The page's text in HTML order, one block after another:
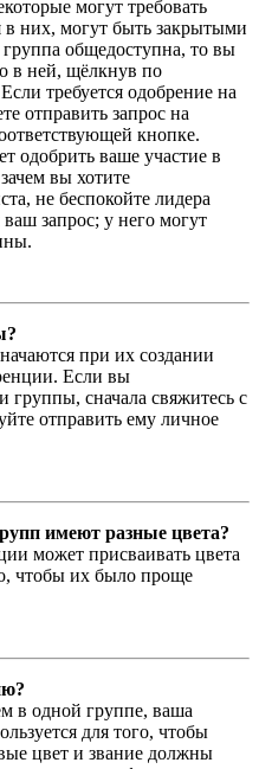
могут требовать
в них, могут быть закрытыми
общедоступна, то вы
в ней, щёлкнув по
требуется одобрение на
отправить запрос на
кнопке.
одобрить ваше участие в
вы хотите
не беспокойте лидера
запрос; у него могут
при их создании
Если вы
группы, сначала свяжитесь с
отправить ему личное
имеют разные цвета?
может присваивать цвета
чтобы их было проще
в одной группе, ваша
для того, чтобы
цвет и звание должны